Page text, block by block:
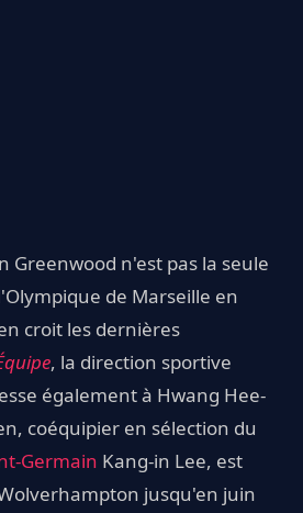
Greenwood n'est pas la seule
de Marseille en
croit les dernières
, la direction sportive
également à Hwang Hee-
coéquipier en sélection du
Germain Kang-in Lee, est
jusqu'en juin